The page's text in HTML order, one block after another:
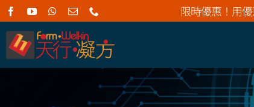
Skip
to
content
限時優惠！用